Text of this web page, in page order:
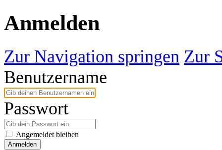
Anmelden
Zur Navigation springen Zur
Benutzername
Passwort
Angemeldet bleiben
Anmelden